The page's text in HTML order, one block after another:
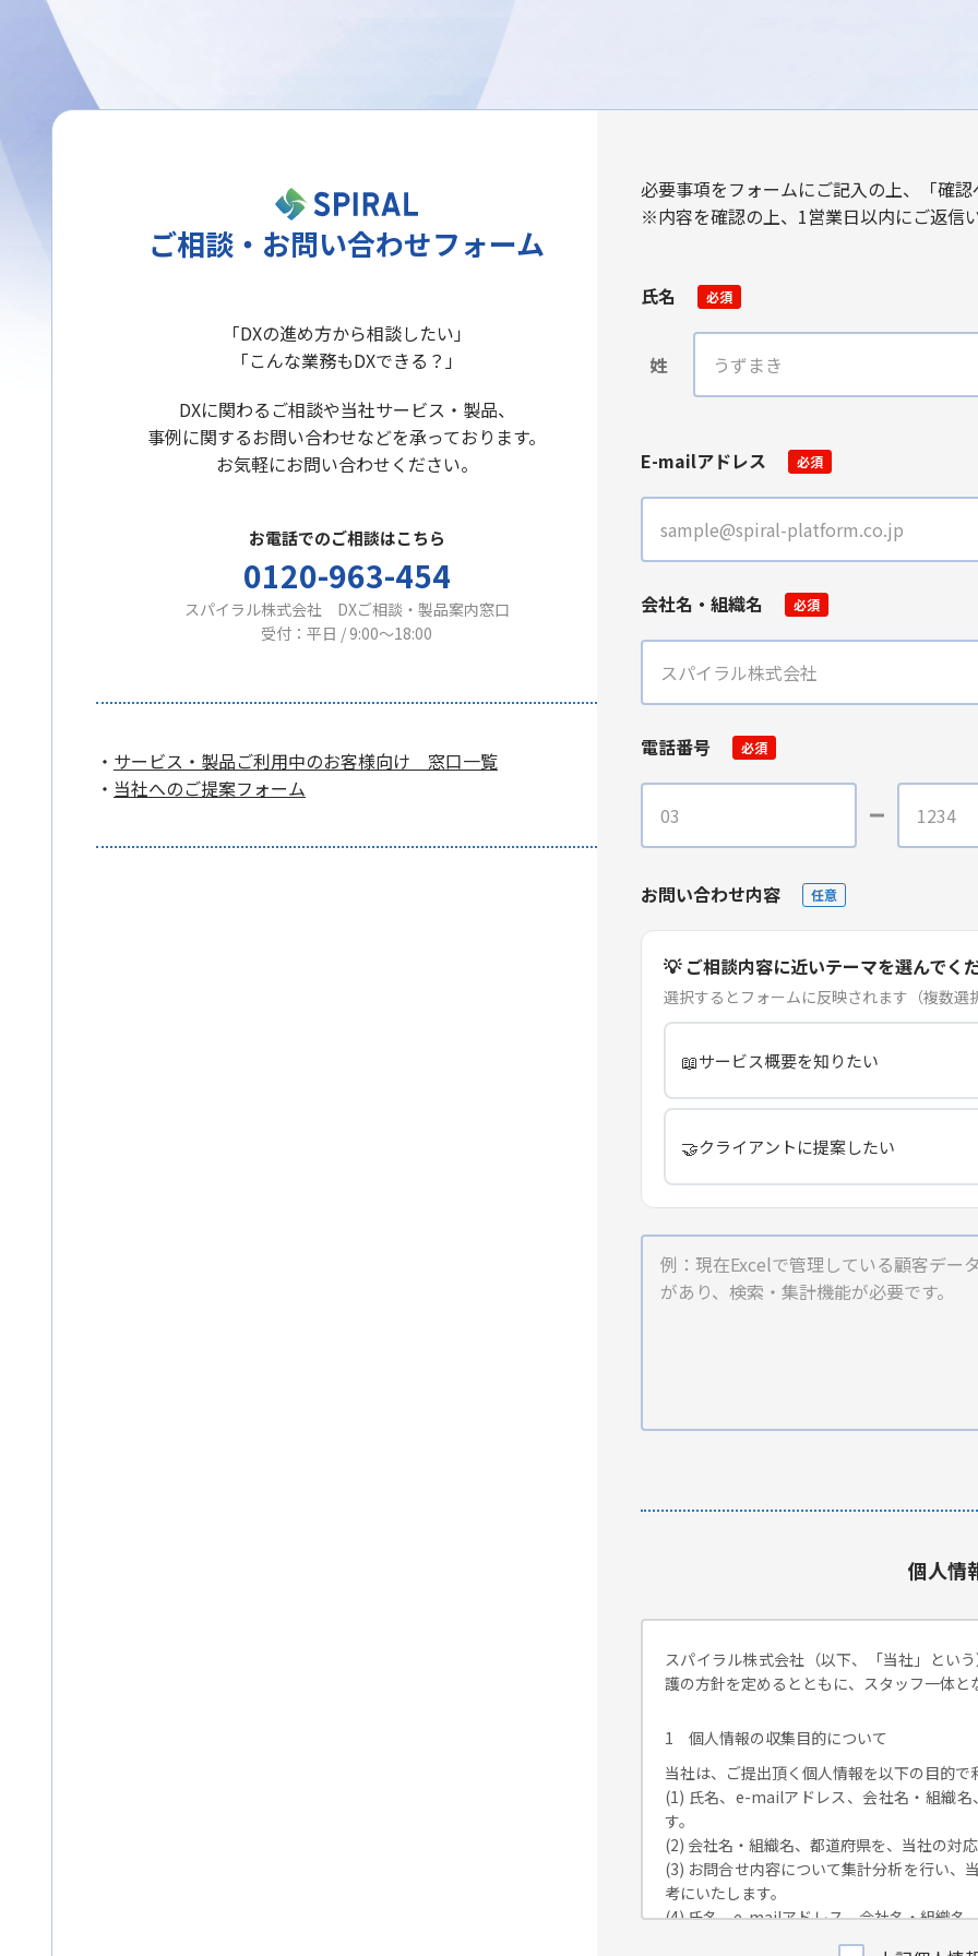
ご相談・お問い合わせフォーム
「DXの進め方から相談したい」
「こんな業務もDXできる？」
DXに関わるご相談や当社サービス・製品、
事例に関するお問い合わせなどを承っております。
お気軽にお問い合わせください。
お電話でのご相談はこちら
0120-963-454
スパイラル株式会社 DXご相談・製品案内窓口
受付：平日 / 9:00〜18:00
・ サービス・製品ご利用中のお客様向け 窓口一覧
・ 当社へのご提案フォーム
必要事項をフォームにご記入の上、「確
※内容を確認の上、1営業日以内にご返信
氏名 必須
姓
E-mailアドレス 必須
会社名・組織名 必須
電話番号 必須
お問い合わせ内容 任意
💡 ご相談内容に近いテーマを選んでく
選択するとフォームに反映されます（複数選
📖サービス概要を知りたい
🤝クライアントに提案したい
個人情
スパイラル株式会社（以下、「当社」とい
護の方針を定めるとともに、スタッフ一体
1 個人情報の収集目的について
当社は、ご提出頂く個人情報を以下の目的で
(1) 氏名、e-mailアドレス、会社名・組織
す。
(2) 会社名・組織名、都道府県を、当社の対
(3) お問合せ内容について集計分析を行い、
考にいたします。
(4) 氏名、e-mailアドレス、会社名・組織名
が独自に発信する情報（ブログ記事、ホワ